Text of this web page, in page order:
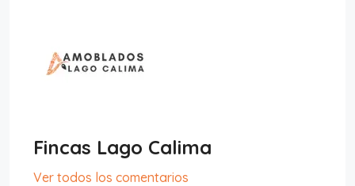
Fincas Lago Calima
Ver todos los comentarios